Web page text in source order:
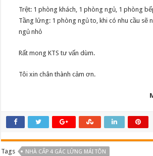
Trệt: 1 phòng khách, 1 phòng ngủ, 1 phòng
Tầng lửng: 1 phòng ngủ to, khi có nhu cầu sẽ
ngủ nhỏ
Rất mong KTS tư vấn dùm.
Tôi xin chân thành cảm ơn.
Tags NHÀ CẤP 4 GÁC LỬNG MÁI TÔN